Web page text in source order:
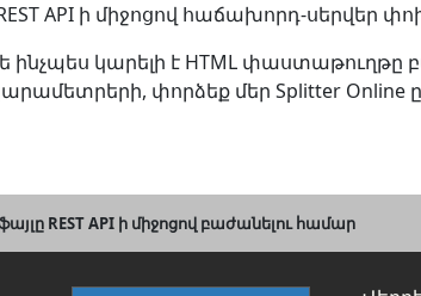
API ի միջոցով հաճախորդ-սերվեր
ինչպես կարելի է HTML
փորձեք մեր Splitter
REST API ի միջոցով բաժանելու համար